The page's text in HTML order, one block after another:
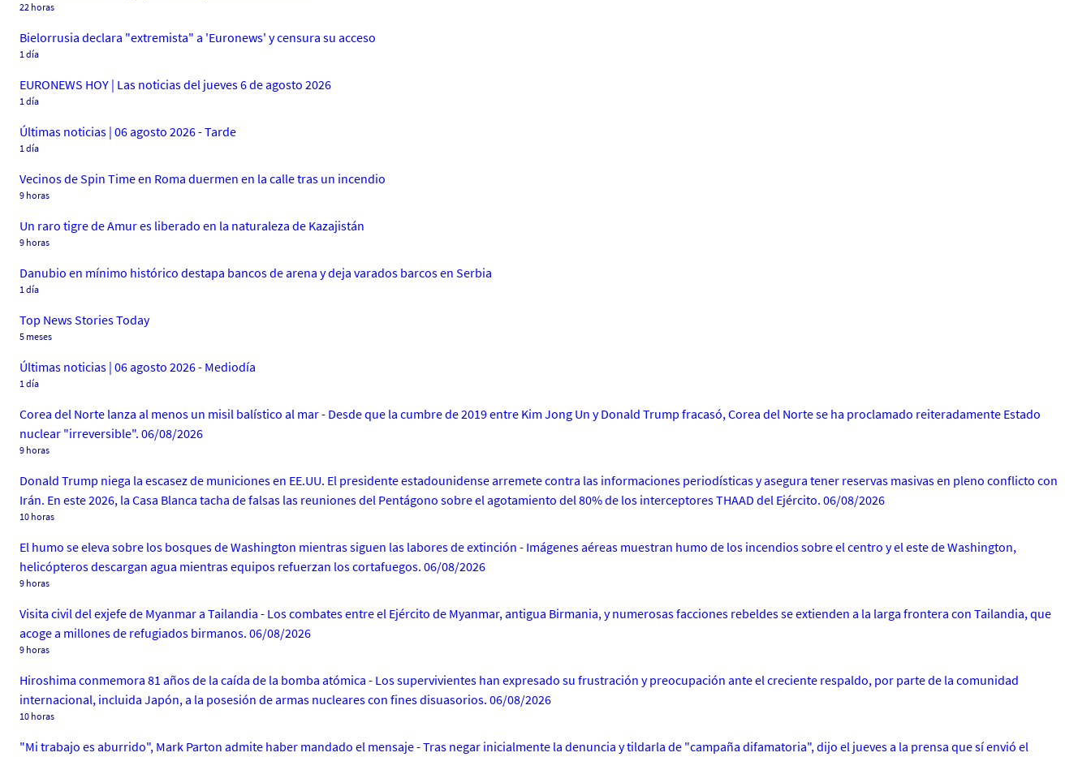
22 horas
Bielorrusia declara "extremista" a 'Euronews' y censura su acceso
1 día
EURONEWS HOY | Las noticias del jueves 6 de agosto 2026
1 día
Últimas noticias | 06 agosto 2026 - Tarde
1 día
Vecinos de Spin Time en Roma duermen en la calle tras un incendio
9 horas
Un raro tigre de Amur es liberado en la naturaleza de Kazajistán
9 horas
Danubio en mínimo histórico destapa bancos de arena y deja varados barcos en Serbia
1 día
Top News Stories Today
5 meses
Últimas noticias | 06 agosto 2026 - Mediodía
1 día
Corea del Norte lanza al menos un misil balístico al mar - Desde que la cumbre de 2019 entre Kim Jong Un y Donald Trump fracasó, Corea del Norte se ha proclamado reiteradamente Estado
nuclear "irreversible". 06/08/2026
9 horas
Donald Trump niega la escasez de municiones en EE.UU. El presidente estadounidense arremete contra las informaciones periodísticas y asegura tener reservas masivas en pleno conflicto con
Irán. En este 2026, la Casa Blanca tacha de falsas las reuniones del Pentágono sobre el agotamiento del 80% de los interceptores THAAD del Ejército. 06/08/2026
10 horas
El humo se eleva sobre los bosques de Washington mientras siguen las labores de extinción - Imágenes aéreas muestran humo de los incendios sobre el centro y el este de Washington,
helicópteros descargan agua mientras equipos refuerzan los cortafuegos. 06/08/2026
9 horas
Visita civil del exjefe de Myanmar a Tailandia - Los combates entre el Ejército de Myanmar, antigua Birmania, y numerosas facciones rebeldes se extienden a la larga frontera con Tailandia, que
acoge a millones de refugiados birmanos. 06/08/2026
9 horas
Hiroshima conmemora 81 años de la caída de la bomba atómica - Los supervivientes han expresado su frustración y preocupación ante el creciente respaldo, por parte de la comunidad
internacional, incluida Japón, a la posesión de armas nucleares con fines disuasorios. 06/08/2026
10 horas
"Mi trabajo es aburrido", Mark Parton admite haber mandado el mensaje - Tras negar inicialmente la denuncia y tildarla de "campaña difamatoria", dijo el jueves a la prensa que sí envió el